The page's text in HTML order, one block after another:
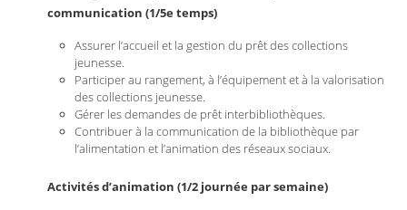
communication (1/5e temps)
Assurer l’accueil et la gestion du prêt des collections
jeunesse.
Participer au rangement, à l’équipement et à la valorisation
des collections jeunesse.
Gérer les demandes de prêt interbibliothèques.
Contribuer à la communication de la bibliothèque par
l’alimentation et l’animation des réseaux sociaux.
Activités d’animation (1/2 journée par semaine)